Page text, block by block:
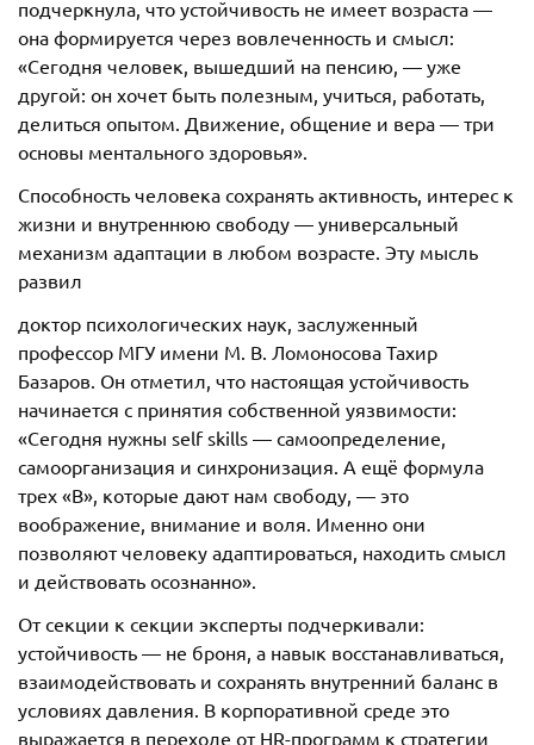
подчеркнула, что устойчивость не имеет возраста —
она формируется через вовлеченность и смысл:
«Сегодня человек, вышедший на пенсию, — уже
другой: он хочет быть полезным, учиться, работать,
делиться опытом. Движение, общение и вера — три
основы ментального здоровья».
Способность человека сохранять активность, интерес к
жизни и внутреннюю свободу — универсальный
механизм адаптации в любом возрасте. Эту мысль
развил
доктор психологических наук, заслуженный
профессор МГУ имени М. В. Ломоносова Тахир
Базаров. Он отметил, что настоящая устойчивость
начинается с принятия собственной уязвимости:
«Сегодня нужны self skills — самоопределение,
самоорганизация и синхронизация. А ещё формула
трех «В», которые дают нам свободу, — это
воображение, внимание и воля. Именно они
позволяют человеку адаптироваться, находить смысл
и действовать осознанно».
От секции к секции эксперты подчеркивали:
устойчивость — не броня, а навык восстанавливаться,
взаимодействовать и сохранять внутренний баланс в
условиях давления. В корпоративной среде это
выражается в переходе от HR-программ к стратегии